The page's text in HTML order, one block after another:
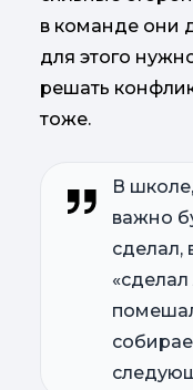
в команде они
для этого
решать
тоже.
В
важно
сделал,
«сделал